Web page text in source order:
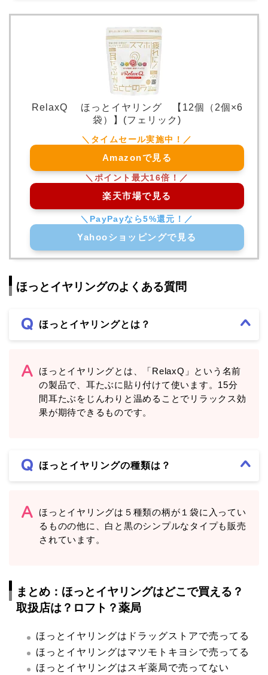
RelaxQ ほっとイヤリング 【12個（2個×6
袋）】(フェリック)
Amazonで見る
楽天市場で見る
Yahooショッピングで見る
ほっとイヤリングのよくある質問
ほっとイヤリングとは？
ほっとイヤリングとは、「RelaxQ」という名前
の製品で、耳たぶに貼り付けて使います。15分
間耳たぶをじんわりと温めることでリラックス効
果が期待できるものです。
ほっとイヤリングの種類は？
ほっとイヤリングは５種類の柄が１袋に入ってい
るものの他に、白と黒のシンプルなタイプも販売
されています。
まとめ：ほっとイヤリングはどこで買える？
取扱店は？ロフト？薬局
ほっとイヤリングはドラッグストアで売ってる
ほっとイヤリングはマツモトキヨシで売ってる
ほっとイヤリングはスギ薬局で売ってない